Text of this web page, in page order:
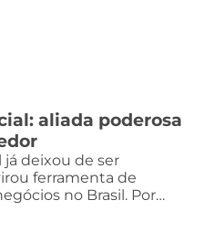
aliada poderosa
deixou de ser
ferramenta de
no Brasil. Por…